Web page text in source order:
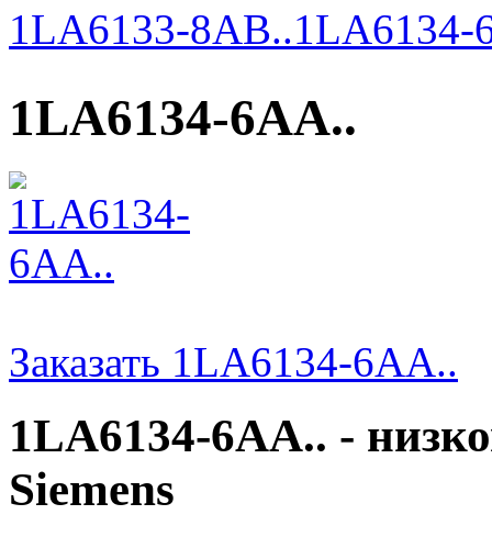
1LA6133-8AB..1LA6134-
1LA6134-6AA..
Заказать 1LA6134-6AA..
1LA6134-6AA.. -
Siemens